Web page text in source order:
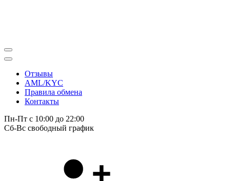
Отзывы
AML/KYC
Правила обмена
Контакты
Пн-Пт с 10:00 до 22:00
Сб-Вс свободный график